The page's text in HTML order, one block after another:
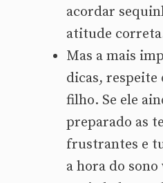
acordar
atitude
Mas a mais
dicas, respeite
filho. Se ele
preparado as
frustrantes e
a hora do sono